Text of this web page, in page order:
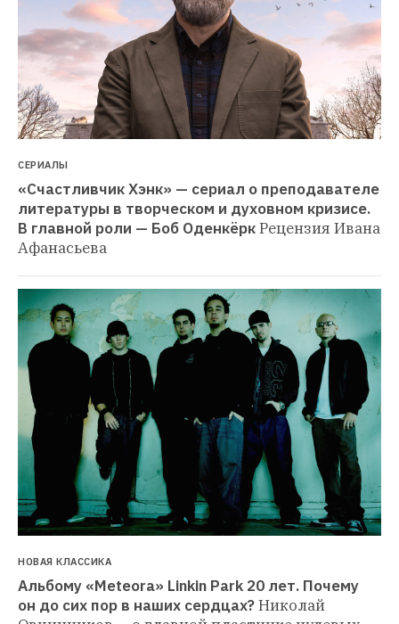
СЕРИАЛЫ
«Счастливчик Хэнк» — сериал о преподавателе
литературы в творческом и духовном кризисе.
В главной роли — Боб ОденкёркРецензия Ивана
Афанасьева
НОВАЯ КЛАССИКА
Альбому «Meteora» Linkin Park 20 лет. Почему
он до сих пор в наших сердцах?Николай